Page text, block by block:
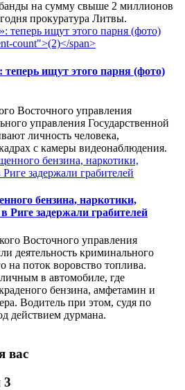
на сумму свыше 2 миллионов
прокуратура Литвы.
ищут этого парня (фото)
Восточного управления
управления Государственной
личность человека,
с камеры видеонаблюдения.
бензина, наркотики,
Риге задержали грабителей
Восточного управления
деятельность криминального
на поток воровство топлива.
в автомобиле, где
бензина, амфетамин и
Водитель при этом, судя по
действием дурмана.
вас
3